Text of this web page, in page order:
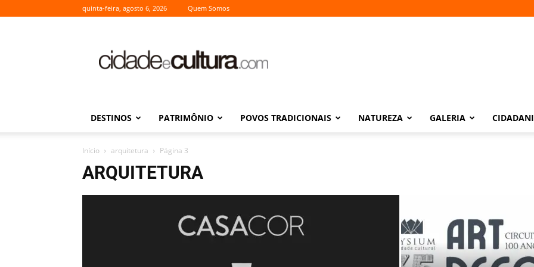
quinta-feira, agosto 6, 2026 Quem Somos
Cultura
DESTINOS PATRIMÔNIO POVOS TRADICIONAIS NATUREZA GALERIA
Início arquitetura Página 3
ARQUITETURA